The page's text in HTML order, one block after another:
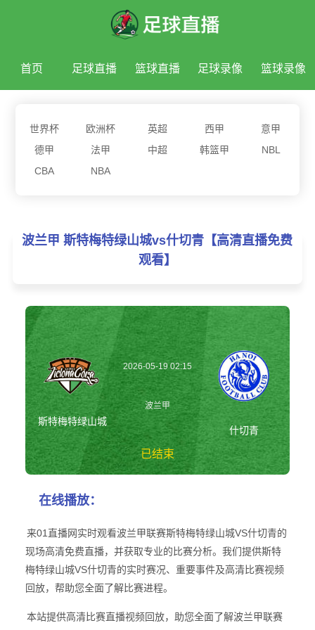
首页 足球直播 篮球直播 足球录像 篮球录像
世界杯 欧洲杯 英超 西甲
意甲
德甲
法甲 中超 韩篮甲
NBL
CBA
NBA
波兰甲 斯特梅特绿山城vs什切青【高清直播免费
观看】
斯特梅特绿山城
2026-05-19 02:15
波兰甲
已结束
什切青
在线播放：
来01直播网实时观看波兰甲联赛斯特梅特绿山城VS什切青的
现场高清免费直播，并获取专业的比赛分析。我们提供斯特
梅特绿山城VS什切青的实时赛况、重要事件及高清比赛视频
回放，帮助您全面了解比赛进程。
本站提供高清比赛直播视频回放，助您全面了解波兰甲联赛